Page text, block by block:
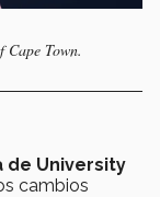
Cape Town.
de University
cambios